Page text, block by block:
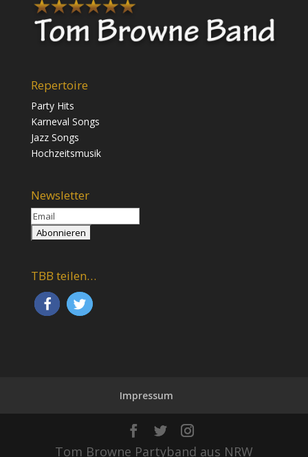
Repertoire
Party Hits
Karneval Songs
Jazz Songs
Hochzeitsmusik
Newsletter
TBB teilen…
Impressum
Tom Browne Partyband aus NRW